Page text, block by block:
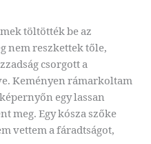
töltötték be az
nem reszkettek tőle,
csorgott a
Keményen rámarkoltam
egy lassan
meg. Egy kósza szőke
vettem a fáradtságot,